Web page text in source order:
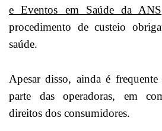
e Eventos em Saúde da ANS
procedimento de custeio
saúde.
Apesar disso, ainda é
parte das operadoras, em
direitos dos consumidores.